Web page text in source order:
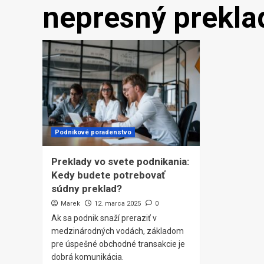
nepresný
Podnikové poradenstvo
Preklady vo svete podnikania:
Kedy budete potrebovať
súdny preklad?
Marek 12. marca 2025 0
Ak sa podnik snaží preraziť v
medzinárodných vodách, základom
pre úspešné obchodné transakcie je
dobrá komunikácia.